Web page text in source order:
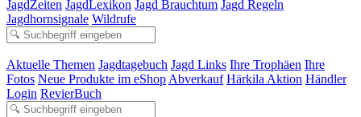
JagdZeiten JagdLexikon Jagd Brauchtum Jagd Regeln
Jagdhornsignale Wildrufe
Aktuelle Themen Jagdtagebuch Jagd Links Ihre Trophäen Ihre
Fotos Neue Produkte im eShop Abverkauf Härkila Aktion Händler
Login RevierBuch